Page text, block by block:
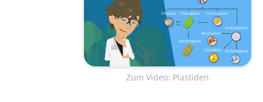
Zum Video: Plastiden